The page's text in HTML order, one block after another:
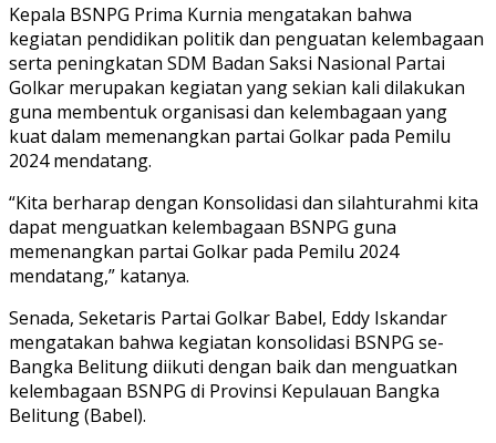
Kepala BSNPG Prima Kurnia mengatakan bahwa
kegiatan pendidikan politik dan penguatan kelembagaan
serta peningkatan SDM Badan Saksi Nasional Partai
Golkar merupakan kegiatan yang sekian kali dilakukan
guna membentuk organisasi dan kelembagaan yang
kuat dalam memenangkan partai Golkar pada Pemilu
2024 mendatang.
“Kita berharap dengan Konsolidasi dan silahturahmi kita
dapat menguatkan kelembagaan BSNPG guna
memenangkan partai Golkar pada Pemilu 2024
mendatang,” katanya.
Senada, Seketaris Partai Golkar Babel, Eddy Iskandar
mengatakan bahwa kegiatan konsolidasi BSNPG se-
Bangka Belitung diikuti dengan baik dan menguatkan
kelembagaan BSNPG di Provinsi Kepulauan Bangka
Belitung (Babel).